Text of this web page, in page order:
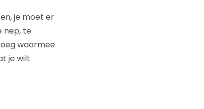
je moet er
nep, te
waarmee
je wilt